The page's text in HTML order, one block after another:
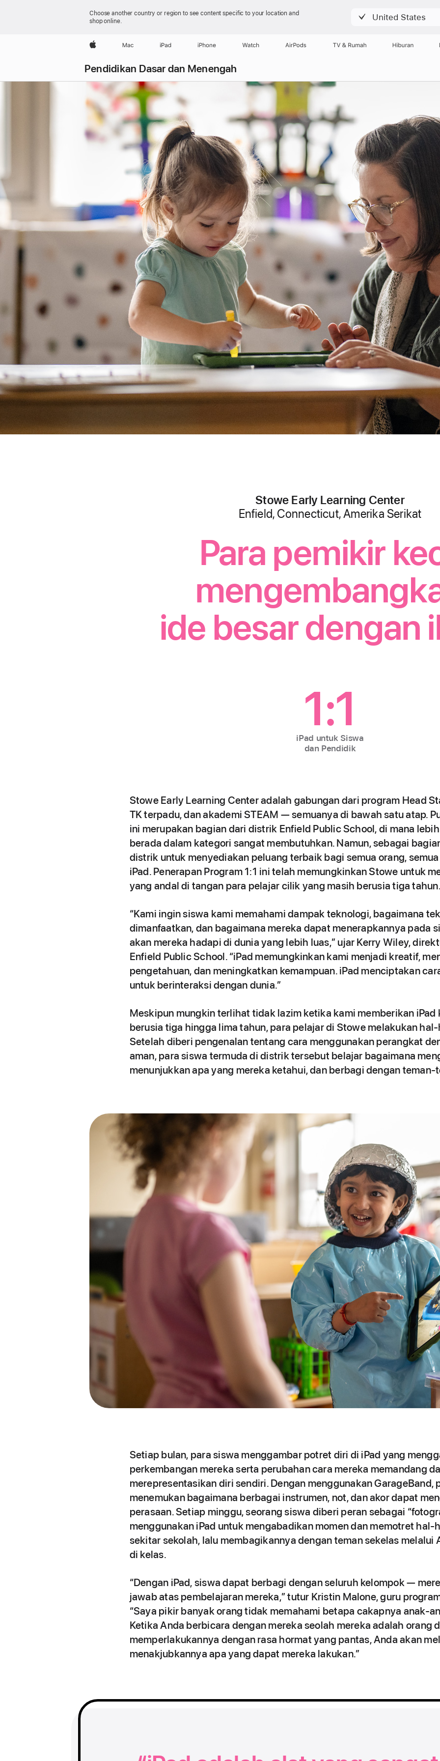
Choose another country or region to see content specific to your location and
shop online.
United States
Apple Mac iPad iPhone Watch AirPods TV & Rumah Hiburan
Pendidikan Dasar dan Menengah
Stowe Early Learning Center,
Enfield, Connecticut, Amerika Serikat
Para pemikir
ide besar dengan
1:1
iPad untuk Siswa
dan Pendidik
Stowe Early Learning Center adalah gabungan dari program Head
TK terpadu, dan akademi STEAM — semuanya di bawah satu atap.
ini merupakan bagian dari distrik Enfield Public School, di mana
berada dalam kategori sangat membutuhkan. Namun, sebagai
distrik untuk menyediakan peluang terbaik bagi semua orang,
iPad. Penerapan Program 1:1 ini telah memungkinkan Stowe untuk
yang andal di tangan para pelajar cilik yang masih berusia tiga tahun.
“Kami ingin siswa kami memahami dampak teknologi, bagaimana
dimanfaatkan, dan bagaimana mereka dapat menerapkannya pada
akan mereka hadapi di dunia yang lebih luas,” ujar Kerry Wiley,
Enfield Public School. “iPad memungkinkan kami menjadi kreatif,
pengetahuan, dan meningkatkan kemampuan. iPad menciptakan
untuk berinteraksi dengan dunia.”
Meskipun mungkin terlihat tidak lazim ketika kami memberikan iPad
berusia tiga hingga lima tahun, para pelajar di Stowe melakukan
Setelah diberi pengenalan tentang cara menggunakan perangkat
aman, para siswa termuda di distrik tersebut belajar bagaimana
menunjukkan apa yang mereka ketahui, dan berbagi dengan teman-
Setiap bulan, para siswa menggambar potret diri di iPad yang
perkembangan mereka serta perubahan cara mereka memandang
merepresentasikan diri sendiri. Dengan menggunakan GarageBand,
menemukan bagaimana berbagai instrumen, not, dan akor dapat
perasaan. Setiap minggu, seorang siswa diberi peran sebagai
menggunakan iPad untuk mengabadikan momen dan memotret hal-
sekitar sekolah, lalu membagikannya dengan teman sekelas melalui
di kelas.
“Dengan iPad, siswa dapat berbagi dengan seluruh kelompok —
jawab atas pembelajaran mereka,” tutur Kristin Malone, guru
“Saya pikir banyak orang tidak memahami betapa cakapnya anak-
Ketika Anda berbicara dengan mereka seolah mereka adalah orang
memperlakukannya dengan rasa hormat yang pantas, Anda akan
menakjubkannya apa yang dapat mereka lakukan.”